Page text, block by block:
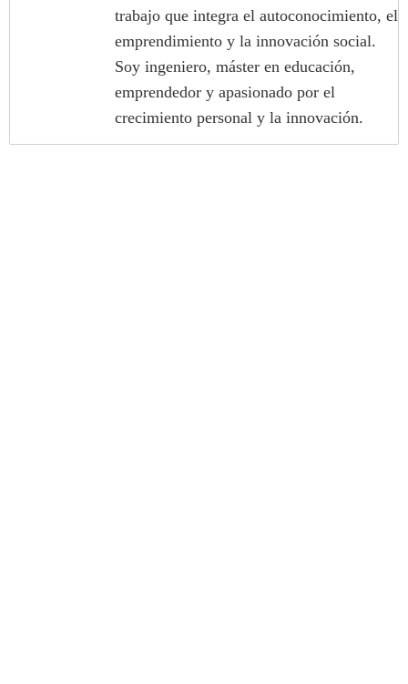
trabajo que integra el autoconocimiento, el
emprendimiento y la innovación social.
Soy ingeniero, máster en educación,
emprendedor y apasionado por el
crecimiento personal y la innovación.